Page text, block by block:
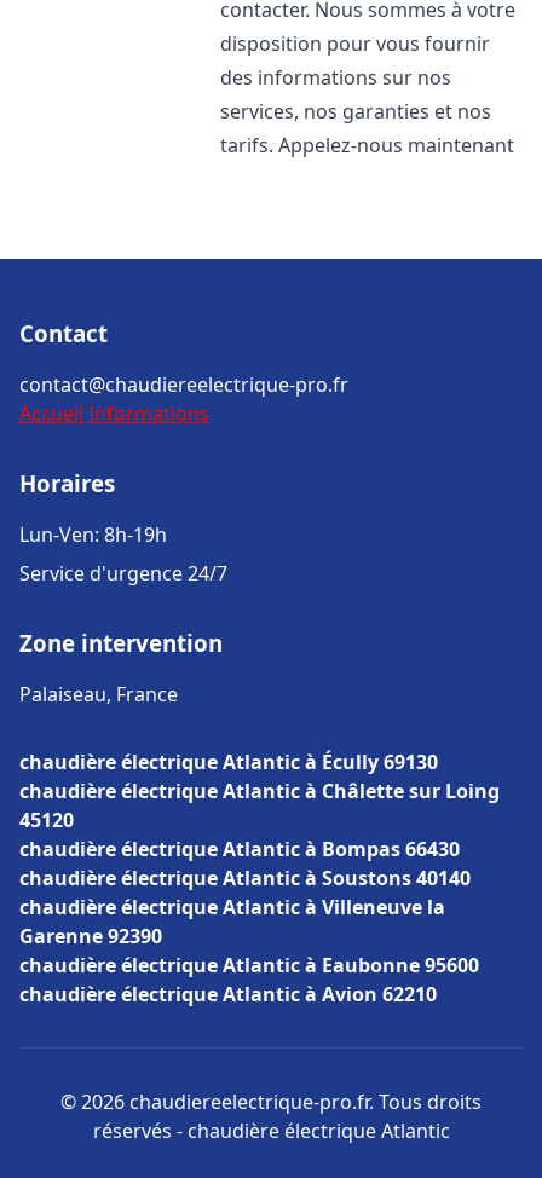
contacter. Nous sommes à votre
disposition pour vous fournir
des informations sur nos
services, nos garanties et nos
tarifs. Appelez-nous maintenant
Contact
contact@chaudiereelectrique-pro.fr
Accueil Informations
Horaires
Lun-Ven: 8h-19h
Service d'urgence 24/7
Zone intervention
Palaiseau, France
chaudière électrique Atlantic à Écully 69130
chaudière électrique Atlantic à Châlette sur Loing
45120
chaudière électrique Atlantic à Bompas 66430
chaudière électrique Atlantic à Soustons 40140
chaudière électrique Atlantic à Villeneuve la
Garenne 92390
chaudière électrique Atlantic à Eaubonne 95600
chaudière électrique Atlantic à Avion 62210
© 2026 chaudiereelectrique-pro.fr. Tous droits
réservés - chaudière électrique Atlantic